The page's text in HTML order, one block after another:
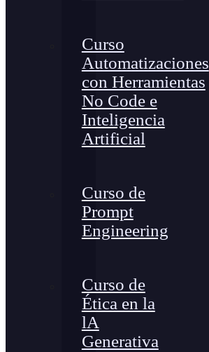
Curso
Automatizaciones
con Herramientas
No Code e
Inteligencia
Artificial
Curso de
Prompt
Engineering
Curso de
Ética en la
lA
Generativa